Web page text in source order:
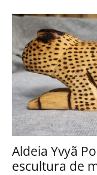
Aldeia Yvyã
escultura de